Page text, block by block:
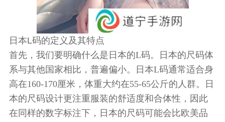
日本L码的定义及其特点
首先，我们要明确什么是日本的L码。日本的尺码体
系与其他国家相比，普遍偏小。日本L码通常适合身
高在160-170厘米，体重大约在55-65公斤的人群。日
本的尺码设计更注重服装的舒适度和合体性，因此
在同样的数字标注下，日本的尺码可能会比欧美品